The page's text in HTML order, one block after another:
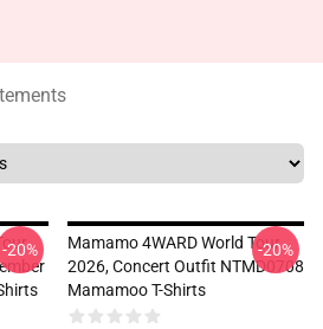
-20%
Mamamo 4WARD World Tour
2026, Concert Outfit NTMD0708
Mamamoo T-Shirts
-20%